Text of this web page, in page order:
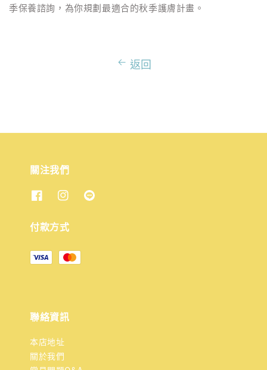
季保養諮詢，為你規劃最適合的秋季護膚計畫。
返回
關注我們
付款方式
聯絡資訊
本店地址
關於我們